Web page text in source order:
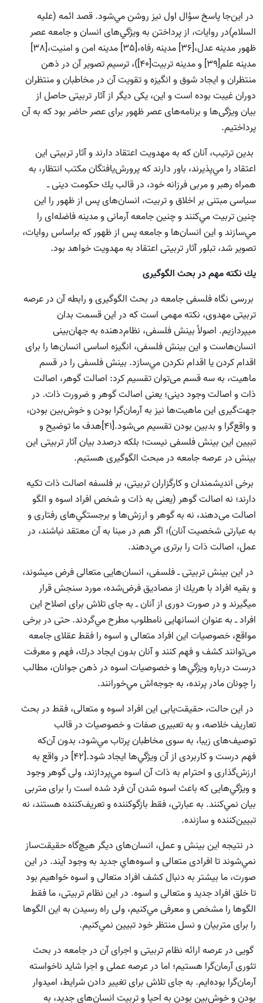
در اين‌جا پاسخ سؤال اول نيز روشن مي‌شود. قصد ائمه (علیه
السلام)در روايات، از پرداختن به ويژگي‌هاى انسان و جامعه عصر
ظهور مدينه عدل،[36] مدينه رفاه،[35] مدينه امن و امنيت،[38]
مدينه علم[39] و مدينه تربيت[40])، ترسيم تصوير آن در ذهن
منتظران و ايجاد شوق و انگيزه و تقويت آن در مخاطبان و منتظران
دوران غيبت بوده است و اين، يكى ديگر از آثار تربيتى حاصل از
بيان ويژگى‌ها و برنامه‌هاى عصر ظهور براى عصر حاضر بود كه به آن
پرداختيم.
بدين ترتيب، آنان كه به مهدويت اعتقاد دارند و آثار تربيتى اين
اعتقاد را مي‌پذيرند، باور دارند كه پرورش‌يافتگان مكتب انتظار، به
همراه رهبر و مربى فرزانه خود، در قالب يك حكومت دينى ـ
سياسى مبتنى بر اخلاق و تربيت، انسان‌‌هاى پس از ظهور را اين
چنين تربيت مي‌كنند و چنين جامعه آرمانى و مدينه فاضله‌اى را
مي‌سازند و اين انسان‌‌ها و جامعه پس از ظهور كه براساس روايات،
تصوير شد، تبلور آثار تربيتى اعتقاد به مهدويت خواهد بود.
يك نكته مهم در بحث الگوگيرى
بررسى نگاه فلسفى جامعه در بحث الگوگيرى و رابطه آن در عرصه
تربيتى مهدوى، نکته مهمی است که در این قسمت بدان
میپردازیم. اصولاً بينش فلسفى، نظام‌دهنده به جهان‌بينى
انسان‌‌هاست و اين بينش فلسفى، انگيزه اساسى انسان‌‌ها را برای
اقدام کردن يا اقدام نکردن مي‌سازد. بينش فلسفى را در قسم
ماهيت، به سه قسم می‌توان تقسیم کرد: اصالت گوهر، اصالت
ذات و اصالت وجود دينى؛ يعنى اصالت گوهر و ضرورت ذات. در
جهت‌گيرى اين ماهيت‌ها نیز به آرمان‌گرا بودن و خوش‌بين بودن،
و واقع‌گرا و بدبين بودن تقسيم می‌شود.[41]هدف ما توضيح و
تبيين اين بينش فلسفى نيست؛ بلكه درصدد بیان آثار تربيتى اين
بينش در عرصه جامعه در مبحث الگوگيرى هستیم.
برخى انديشمندان و كارگزاران تربيتى، بر فلسفه اصالت ذات تکیه
دارند؛ نه اصالت گوهر (يعنى به ذات و شخص افراد اسوه و الگو
اصالت می‌دهند، نه به گوهر و ارزش‌ها و برجستگي‌هاى رفتارى و
به عبارتى شخصيت آنان)؛ اگر هم در مبنا به آن معتقد نباشند، در
عمل، اصالت ذات را برترى مي‌دهند.
در اين بينش تربيتى ـ فلسفى، انسان‌‌هايى متعالى فرض میشوند،
و بقيه افراد با هر‌يك از مصاديق فرض‌شده، مورد سنجش قرار
میگیرند و در صورت دورى از آنان ـ به جاى تلاش براى اصلاح این
افراد ـ به عنوان انسانهایی نامطلوب مطرح مي‌گردند. حتى در برخى
مواقع، خصوصيات اين افراد متعالى و اسوه را فقط عقلاى جامعه
می‌توانند كشف و فهم کنند و آنان بدون ايجاد درك، فهم و معرفت
درست درباره ويژگي‌ها و خصوصيات اسوه در ذهن جوانان، مطالب
را چونان مادر پرنده، به جوجه‌اش مي‌خورانند.
در اين حالت، حقيقت‌يابى اين افراد اسوه و متعالى، فقط در بحث
تعاريف خلاصه، و به تعبیری صفات و خصوصيات در قالب
توصیف‌های زیبا، به سوی مخاطبان پرتاب مي‌شود، بدون آن‌كه
فهم درست و كاربردى از آن ويژگي‌ها ایجاد شود.[42] در‌ واقع به
ارزش‌گذارى و احترام به ذات آن اسوه مي‌پردازند، ولی گوهر وجود
و ويژگي‌هايى كه باعث اسوه شدن آن فرد شده است را براى متربى
بيان نمي‌كنند. به عبارتى، فقط بازگو‌كننده و تعريف‌كننده هستند، نه
تبيين‌كننده و سازنده.
در نتيجه اين بينش و عمل، انسان‌‌هاى ديگر هيچ‌گاه حقيقت‌ساز
نمي‌شوند تا افرادی متعالى و اسوه‌هاي جديد به وجود آيند. در اين
صورت، ما بيشتر به دنبال كشف افراد متعالى و اسوه خواهيم بود
تا خلق افراد جديد و متعالى و اسوه. در اين نظام تربيتى، ما فقط
الگوها را مشخص و معرفى مي‌کنیم، ولى راه رسيدن به اين الگوها
را براى متربيان و نسل منتظر خود تبيين نمي‌کنیم.
گویی در عرصه ارائه نظام تربيتى و اجراى آن در جامعه در بحث
تئورى آرمان‌گرا هستيم؛ اما در عرصه عملى و اجرا شايد ناخواسته
آرمان‌گرا بوده‌ایم. به جای تلاش براى تغيير دادن شرايط، اميدوار
بودن و خوش‌بين بودن به احيا و تربيت انسان‌‌هاى جديد، به